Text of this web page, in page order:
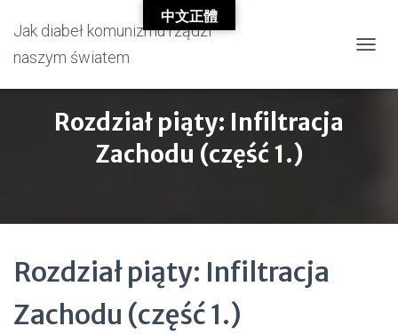
Jak diabeł komunizmu rządzi
naszym światem
G
G
Rozdział piąty: Infiltracja
Zachodu (część 1.)
Rozdział piąty: Infiltracja
Zachodu (część 1.)
中文正體